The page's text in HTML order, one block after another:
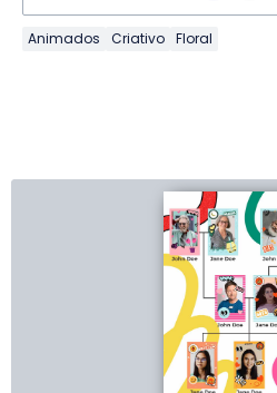
Animados Criativo Floral